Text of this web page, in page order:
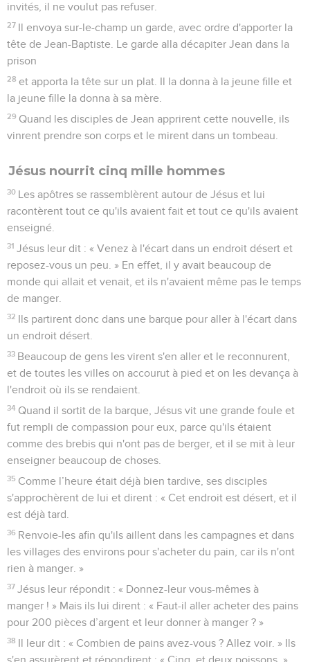
invités, il ne voulut pas refuser.
27 Il envoya sur-le-champ un garde, avec ordre d'apporter la
tête de Jean-Baptiste. Le garde alla décapiter Jean dans la
prison
28 et apporta la tête sur un plat. Il la donna à la jeune fille et
la jeune fille la donna à sa mère.
29 Quand les disciples de Jean apprirent cette nouvelle, ils
vinrent prendre son corps et le mirent dans un tombeau.
Jésus nourrit cinq mille hommes
30 Les apôtres se rassemblèrent autour de Jésus et lui
racontèrent tout ce qu'ils avaient fait et tout ce qu'ils avaient
enseigné.
31 Jésus leur dit : « Venez à l'écart dans un endroit désert et
reposez-vous un peu. » En effet, il y avait beaucoup de
monde qui allait et venait, et ils n'avaient même pas le temps
de manger.
32 Ils partirent donc dans une barque pour aller à l'écart dans
un endroit désert.
33 Beaucoup de gens les virent s'en aller et le reconnurent,
et de toutes les villes on accourut à pied et on les devança à
l'endroit où ils se rendaient.
34 Quand il sortit de la barque, Jésus vit une grande foule et
fut rempli de compassion pour eux, parce qu'ils étaient
comme des brebis qui n'ont pas de berger, et il se mit à leur
enseigner beaucoup de choses.
35 Comme l’heure était déjà bien tardive, ses disciples
s'approchèrent de lui et dirent : « Cet endroit est désert, et il
est déjà tard.
36 Renvoie-les afin qu'ils aillent dans les campagnes et dans
les villages des environs pour s'acheter du pain, car ils n'ont
rien à manger. »
37 Jésus leur répondit : « Donnez-leur vous-mêmes à
manger ! » Mais ils lui dirent : « Faut-il aller acheter des pains
pour 200 pièces d’argent et leur donner à manger ? »
38 Il leur dit : « Combien de pains avez-vous ? Allez voir. » Ils
s'en assurèrent et répondirent : « Cinq, et deux poissons. »